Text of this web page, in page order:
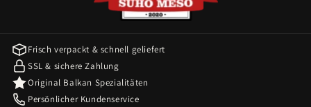
Frisch verpackt & schnell geliefert
SSL & sichere Zahlung
Original Balkan Spezialitäten
Persönlicher Kundenservice